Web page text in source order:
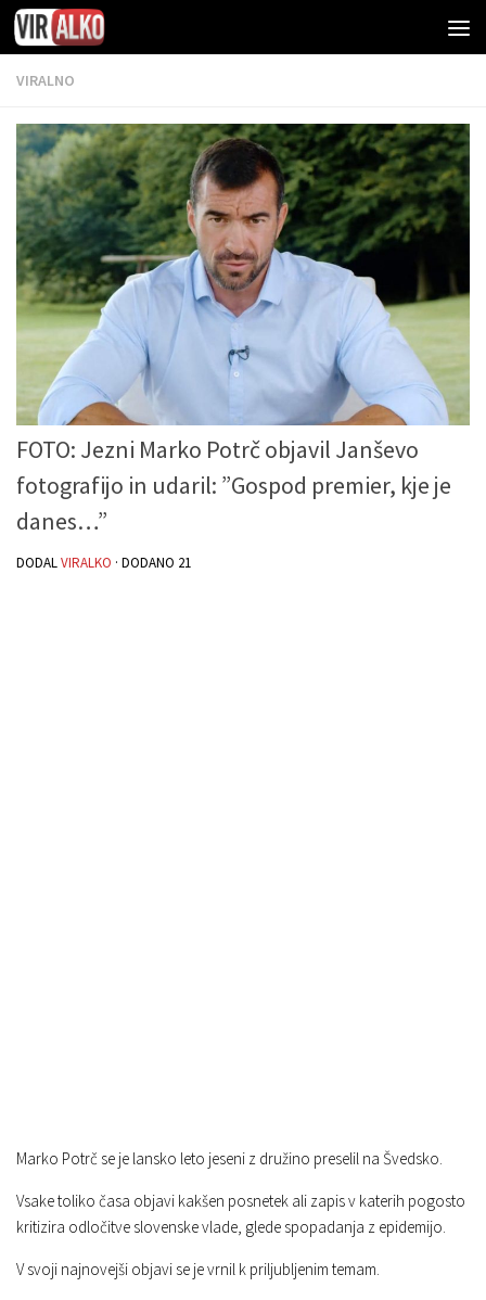
VIRALNO
FOTO: Jezni Marko Potrč objavil Janševo
fotografijo in udaril: ”Gospod premier, kje je
danes…”
DODALVIRALKO · DODANO 21
Marko Potrč se je lansko leto jeseni z družino preselil na Švedsko.
Vsake toliko časa objavi kakšen posnetek ali zapis v katerih pogosto
kritizira odločitve slovenske vlade, glede spopadanja z epidemijo.
V svoji najnovejši objavi se je vrnil k priljubljenim temam.